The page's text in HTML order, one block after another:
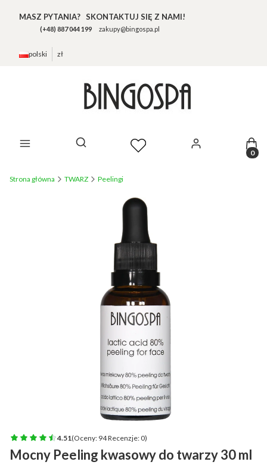
MASZ PYTANIA? SKONTAKTUJ SIĘ Z NAMI!
(+48) 887 044 199 zakupy@bingospa.pl
polski zł
Otwórz wyszukiwarkę
Strona główna TWARZ Peelingi
4.51(Oceny: 94 Recenzje: 0)
Mocny Peeling kwasowy do twarzy 30 ml